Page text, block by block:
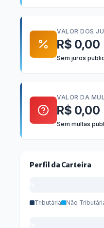
VALOR DOS
R$ 0,00
Sem juros
VALOR DA
R$ 0,00
Sem multas
Perfil da Carteira
Tributária Não